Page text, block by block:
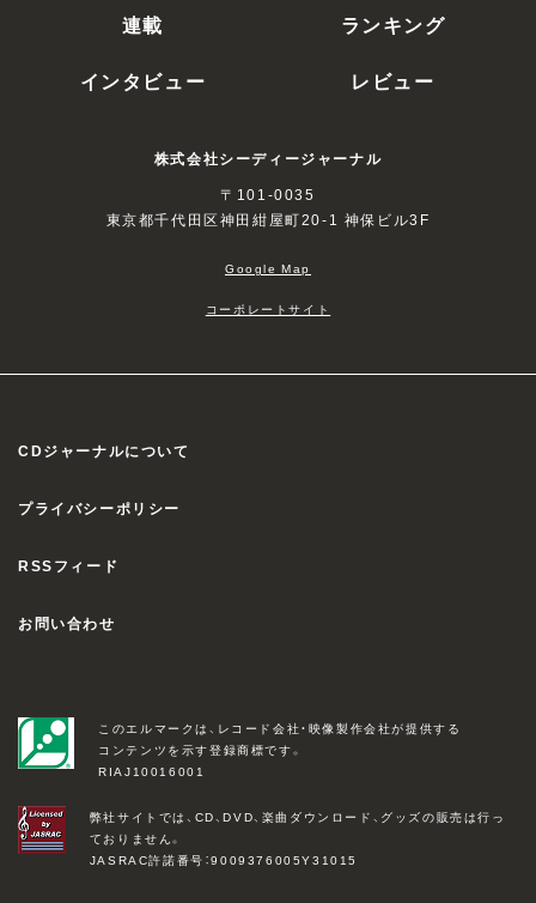
連載
ランキング
インタビュー
レビュー
株式会社シーディージャーナル
〒101-0035
東京都千代田区神田紺屋町20-1 神保ビル3F
Google Map
コーポレートサイト
CDジャーナルについて
プライバシーポリシー
RSSフィード
お問い合わせ
このエルマークは、レコード会社・映像製作会社が提供する
コンテンツを示す登録商標です。
RIAJ10016001
弊社サイトでは、CD、DVD、楽曲ダウンロード、グッズの販売は行っ
ておりません。
JASRAC許諾番号：9009376005Y31015